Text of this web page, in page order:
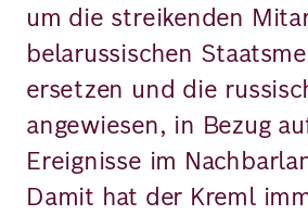
um die streikenden
belarussischen
ersetzen und die
angewiesen, in Bezug
Ereignisse im
Damit hat der Kreml